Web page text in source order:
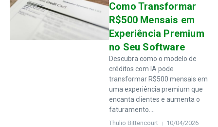
Como Transformar
R$500 Mensais em
Experiência Premium
no Seu Software
Descubra como o modelo de
créditos com IA pode
transformar R$500 mensais em
uma experiência premium que
encanta clientes e aumenta o
faturamento....
Thulio Bittencourt 10/04/2026